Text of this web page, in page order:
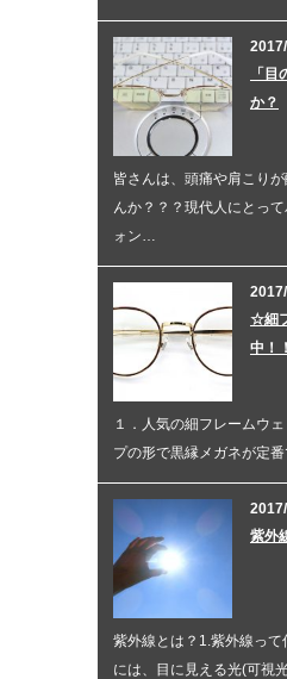
「
か？
皆さんは、頭痛や肩こり
んか？？？現代人にとっ
ォン…
☆細
中！！
１．人気の細フレームウ
プの形で黒縁メガネが定
紫外
紫外線とは？1.紫外線っ
には、目に見える光(可視